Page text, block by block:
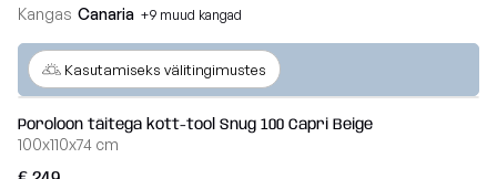
Kangas Canaria +9 muud kangad
Veel
Kasutamiseks välitingimustes
Poroloon täitega kott-tool Snug 100 Capri Beige
100x110x74 cm